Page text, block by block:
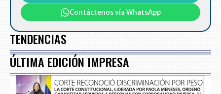
Contáctenos vía WhatsApp
TENDENCIAS
ÚLTIMA EDICIÓN IMPRESA